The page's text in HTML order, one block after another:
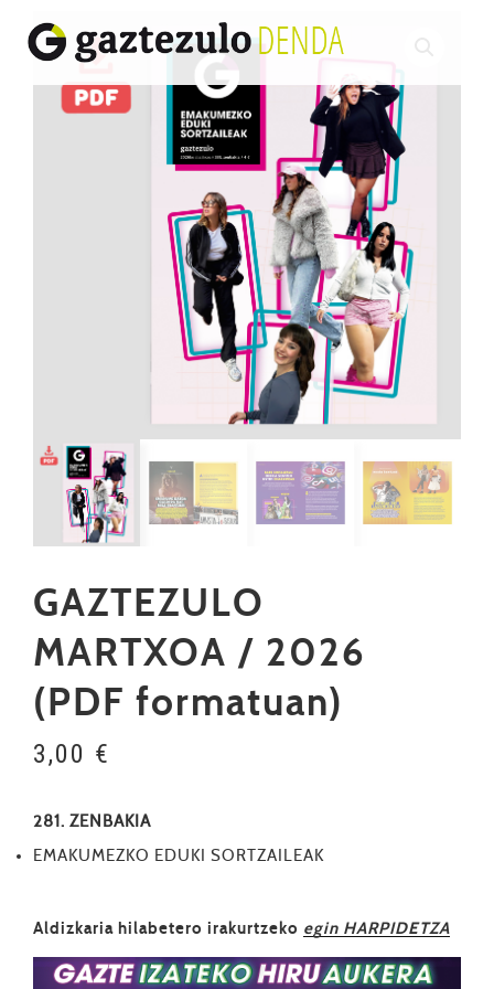
GAZTEZULO
MARTXOA / 2026
(PDF formatuan)
3,00 €
281. ZENBAKIA
EMAKUMEZKO EDUKI SORTZAILEAK
Aldizkaria hilabetero irakurtzeko egin HARPIDETZA